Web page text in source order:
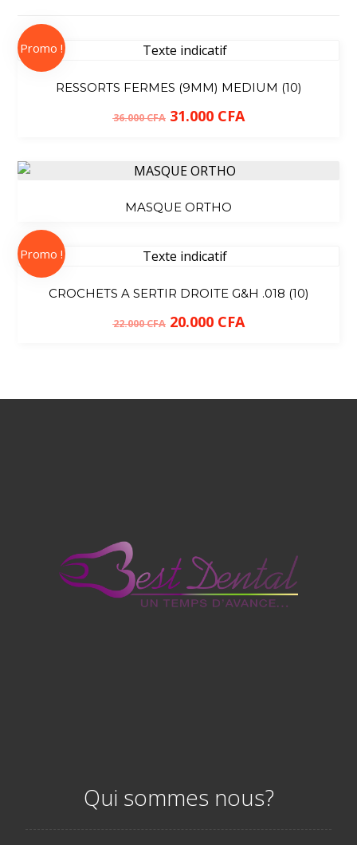
RESSORTS FERMES (9MM) MEDIUM (10)
36.000CFA 31.000 CFA
Promo !
MASQUE ORTHO
CROCHETS A SERTIR DROITE G&H .018 (10)
22.000CFA 20.000 CFA
Promo !
Qui sommes nous?